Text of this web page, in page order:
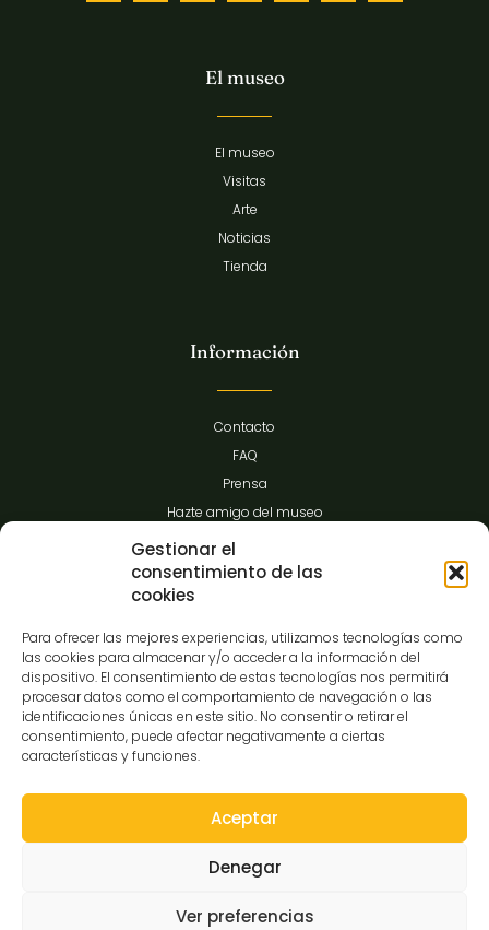
Gestionar el
consentimiento de las
cookies
Para ofrecer las mejores experiencias, utilizamos tecnologías como
las cookies para almacenar y/o acceder a la información del
dispositivo. El consentimiento de estas tecnologías nos permitirá
procesar datos como el comportamiento de navegación o las
identificaciones únicas en este sitio. No consentir o retirar el
consentimiento, puede afectar negativamente a ciertas
características y funciones.
Aceptar
Denegar
Ver preferencias
El museo
El museo
Visitas
Arte
Noticias
Tienda
Información
Contacto
FAQ
Prensa
Hazte amigo del museo
Transparencia
C/Gibraltar,14
37008-Salamanca